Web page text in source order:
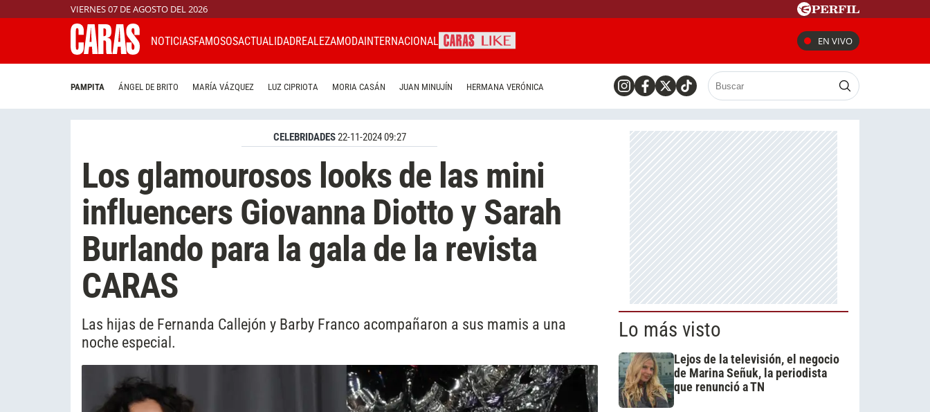
VIERNES 07 DE AGOSTO DEL 2026
NOTICIASFAMOSOSACTUALIDADREALEZAMODAINTERNACIONAL EN VIVO
PAMPITA ÁNGEL DE BRITO MARÍA VÁZQUEZ LUZ CIPRIOTA MORIA CASÁN JUAN MINUJÍN HERMANA VERÓNICA
CELEBRIDADES22-11-2024 09:27
Los glamourosos looks de las mini
influencers Giovanna Diotto y Sarah
Burlando para la gala de la revista
CARAS
Las hijas de Fernanda Callejón y Barby Franco acompañaron a sus mamis a una
noche especial.
Lo más visto
Lejos de la televisión, el negocio
de Marina Señuk, la periodista
que renunció a TN